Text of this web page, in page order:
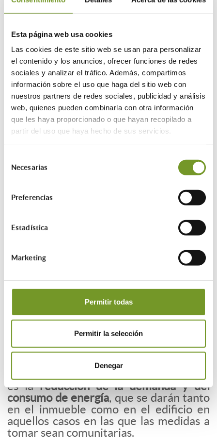
Esta página web usa cookies
Las cookies de este sitio web se usan para personalizar
el contenido y los anuncios, ofrecer funciones de redes
sociales y analizar el tráfico. Además, compartimos
información sobre el uso que haga del sitio web con
nuestros partners de redes sociales, publicidad y análisis
web, quienes pueden combinarla con otra información
que les haya proporcionado o que hayan recopilado a
partir del uso que haya hecho de sus servicios.
Necesarias
Preferencias
Estadística
Marketing
Permitir todas
Permitir la selección
Denegar
el evitar las fugas de aire por rejillas o
huecos de ventanas, por grietas en la
pared, etcétera.
Además, habrá que efectuar acciones de
mejora enventilación, para disponer de
un sistema adecuado que permita
reducir la demanda de calor hasta en un
90%; eiluminación , siendo
recomendable que se cuente con un
sistema de alumbrado, optando por uno
inteligente y buscando aprovechar la luz
natural todo lo posible.
Para completar la rehabilitación
energética de la vivienda, se aconseja la
el empleo de energías renovables
recurriendo al uso de paneles solares,
manera que se pueda optimizar el
Beneficios de la rehabilitación
energética de la vivienda
Apostar por larehabilitación
energéticaen un inmueble aportará
diferentes mejoras a la vivienda, entre
es lareducción de la demanda y del
consumo de energía, que se darán tanto
en el inmueble como en el edificio en
aquellos casos en las que las medidas a
tomar sean comunitarias.